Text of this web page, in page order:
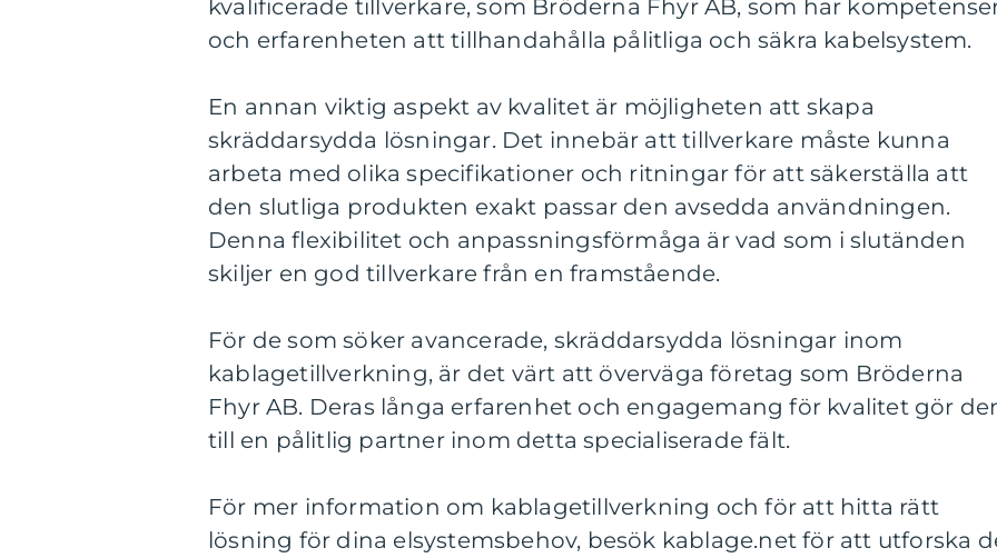
kvalificerade tillverkare, som Bröderna Fhyr AB, som har
och erfarenheten att tillhandahålla pålitliga och säkra kabelsystem.
En annan viktig aspekt av kvalitet är möjligheten att skapa
skräddarsydda lösningar. Det innebär att tillverkare måste kunna
arbeta med olika specifikationer och ritningar för att säkerställa att
den slutliga produkten exakt passar den avsedda användningen.
Denna flexibilitet och anpassningsförmåga är vad som i slutänden
skiljer en god tillverkare från en framstående.
För de som söker avancerade, skräddarsydda lösningar inom
kablagetillverkning, är det värt att överväga företag som Bröderna
Fhyr AB. Deras långa erfarenhet och engagemang för kvalitet gör
till en pålitlig partner inom detta specialiserade fält.
För mer information om kablagetillverkning och för att hitta rätt
lösning för dina elsystemsbehov, besök kablage.net för att utforska